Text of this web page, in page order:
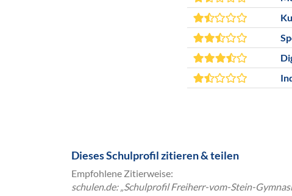
Dieses Schulprofil zitieren & teilen
Empfohlene Zitierweise:
schulen.de: „Schulprofil Freiherr-vom-Stein-